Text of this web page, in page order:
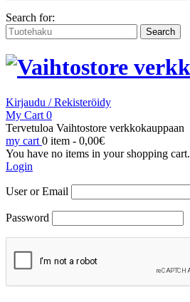
Search for:
Kirjaudu / Rekisteröidy
My Cart 0
Tervetuloa Vaihtostore verkkokauppaan
my cart 0 item - 0,00€
You have no items in your shopping cart.
Login
User or Email
Password